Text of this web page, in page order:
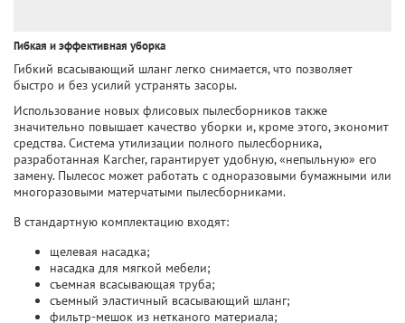
Гибкая и эффективная уборка
Гибкий всасывающий шланг легко снимается, что позволяет
быстро и без усилий устранять засоры.
Использование новых флисовых пылесборников также
значительно повышает качество уборки и, кроме этого, экономит
средства. Система утилизации полного пылесборника,
разработанная Karcher, гарантирует удобную, «непыльную» его
замену. Пылесос может работать с одноразовыми бумажными или
многоразовыми матерчатыми пылесборниками.
В стандартную комплектацию входят:
щелевая насадка;
насадка для мягкой мебели;
съемная всасывающая труба;
съемный эластичный всасывающий шланг;
фильтр-мешок из нетканого материала;